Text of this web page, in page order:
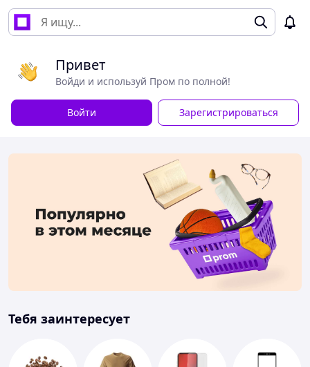
Привет
Войди и используй Пром по полной!
Войти Зарегистрироваться
Тебя заинтересует